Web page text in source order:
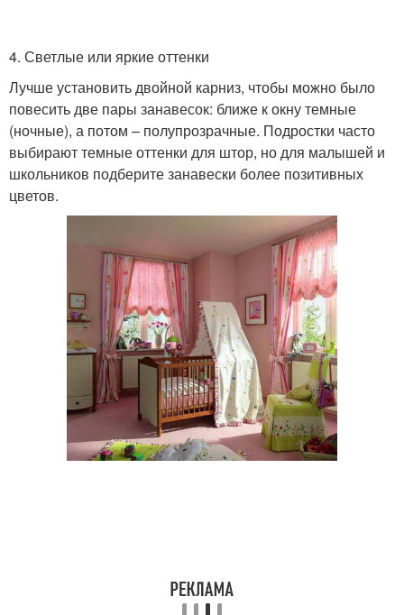
4. Светлые или яркие оттенки
Лучше установить двойной карниз, чтобы можно было
повесить две пары занавесок: ближе к окну темные
(ночные), а потом – полупрозрачные. Подростки часто
выбирают темные оттенки для штор, но для малышей и
школьников подберите занавески более позитивных
цветов.